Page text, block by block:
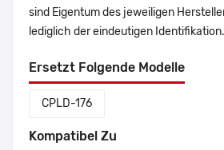
sind Eigentum des jeweiligen
lediglich der eindeutigen Identifikation.
Ersetzt Folgende Modelle
CPLD-176
Kompatibel Zu